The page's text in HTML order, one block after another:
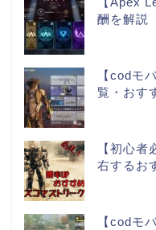
酬を解説
【codモ
覧・おす
【初心
右するお
【codモ